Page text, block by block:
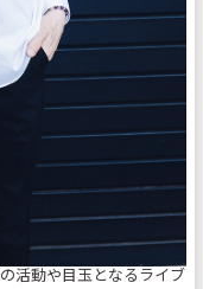
活動や目玉となるライブ